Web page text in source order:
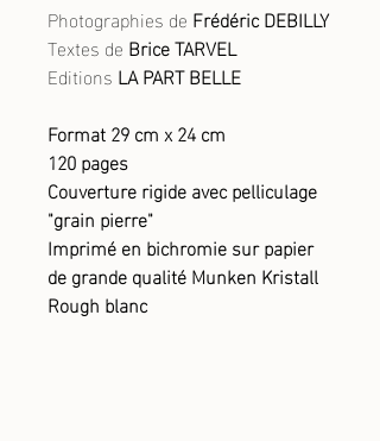
Photographies de Frédéric DEBILLY
Textes de Brice TARVEL
Editions LA PART BELLE
Format 29 cm x 24 cm
120 pages
Couverture rigide avec pelliculage
"grain pierre"
Imprimé en bichromie sur papier
de grande qualité Munken Kristall
Rough blanc